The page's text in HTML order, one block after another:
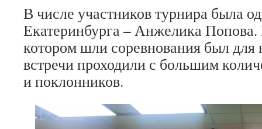
В числе участников турнира была
Екатеринбурга – Анжелика
котором шли соревнования был для
встречи проходили с большим
и поклонников.